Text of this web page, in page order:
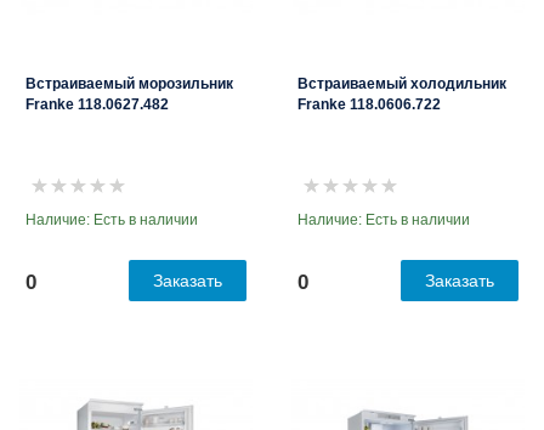
Встраиваемый морозильник
Franke 118.0627.482
Наличие: Есть в наличии
0 Заказать
Встраиваемый холодильник
Franke 118.0606.722
Наличие: Есть в наличии
0 Заказать